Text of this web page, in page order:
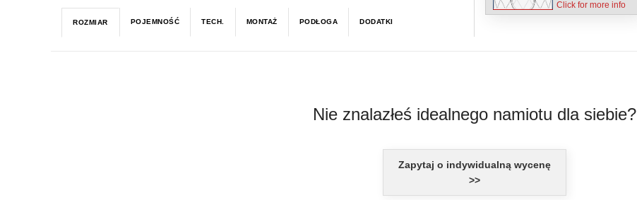
ROZMIAR POJEMNOŚĆ TECH. MONTAŻ PODŁOGA DODATKI
Nie znalazłeś idealnego namiotu dla siebie?
Zapytaj o indywidualną wycenę
>>